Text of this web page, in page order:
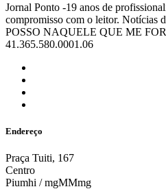
Jornal Ponto -19 anos de
compromisso com o leitor. Notícias
POSSO NAQUELE QUE ME
41.365.580.0001.06
Endereço
Praça Tuiti, 167
Centro
Piumhi / mgMMmg